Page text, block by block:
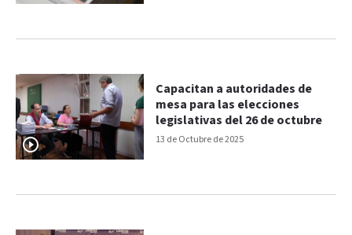
13 de Octubre de 2025
Capacitan a autoridades de
mesa para las elecciones
legislativas del 26 de octubre